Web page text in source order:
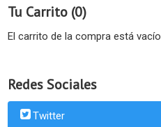
Tu Carrito (0)
El carrito de la compra está vacío
Redes Sociales
Twitter